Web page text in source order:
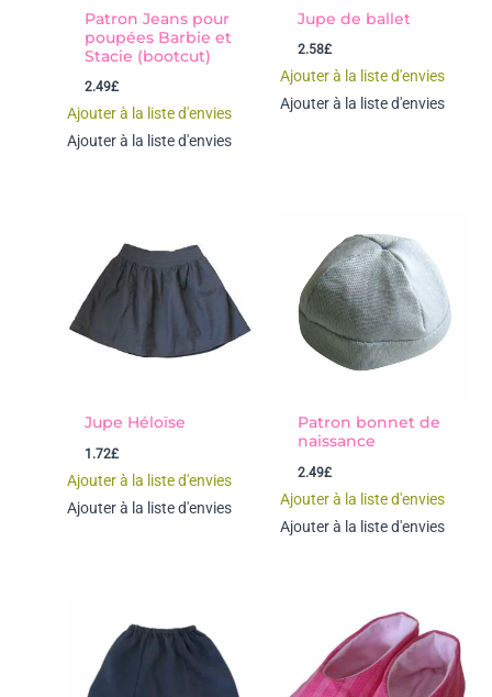
Patron Jeans pour
poupées Barbie et
Stacie (bootcut)
2.49£
Ajouter à la liste d'envies
Ajouter à la liste d'envies
Jupe de ballet
2.58£
Ajouter à la liste d'envies
Ajouter à la liste d'envies
Jupe Héloïse
1.72£
Ajouter à la liste d'envies
Ajouter à la liste d'envies
Patron bonnet de
naissance
2.49£
Ajouter à la liste d'envies
Ajouter à la liste d'envies